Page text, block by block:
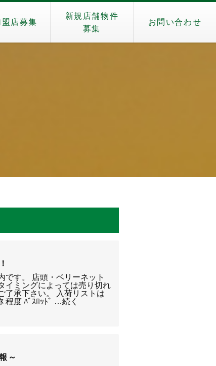
店募集
新規店舗物件
募集
お問い合わせ
です。 店頭・ベリーネット
イミングによっては売り切れ
了承下さい。 入荷リストは
度 ﾊﾞｽﾛｯﾄﾞ …続く
～